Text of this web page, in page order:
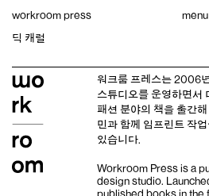
content
workroom press menu
딕 캐럴
워크룸 프레스는 2006
스튜디오를 운영하면서
패션 분야의 책을 출간
민과 함께 임프린트 작
있습니다.
Workroom Press is a
design studio.